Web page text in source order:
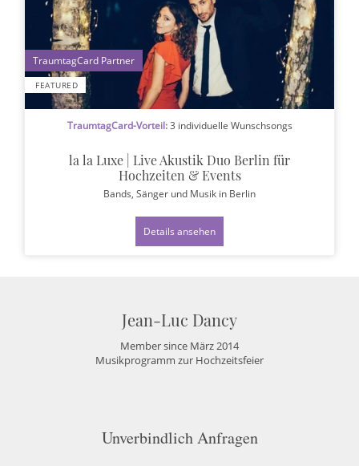
FEATURED
1
TraumtagCard-Vorteil:3 individuelle Wunschsongs
la la Luxe | Live Akustik Duo Berlin für
Hochzeiten & Events
Bands, Sänger und Musik in Berlin
Details ansehen
Jean-Luc Dancy
Member since März 2014
Musikprogramm zur Hochzeitsfeier
Unverbindlich Anfragen